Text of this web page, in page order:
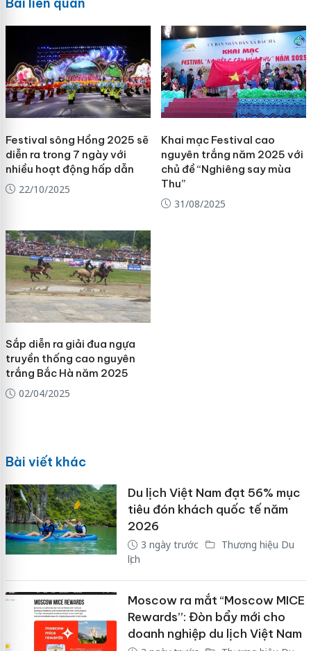
Bài liên quan
Festival sông Hồng 2025 sẽ
diễn ra trong 7 ngày với
nhiều hoạt động hấp dẫn
22/10/2025
Khai mạc Festival cao
nguyên trắng năm 2025 với
chủ đề “Nghiêng say mùa
Thu”
31/08/2025
Sắp diễn ra giải đua ngựa
truyền thống cao nguyên
trắng Bắc Hà năm 2025
02/04/2025
Bài viết khác
Du lịch Việt Nam đạt 56% mục
tiêu đón khách quốc tế năm
2026
3 ngày trước
Thương hiệu Du
lịch
Moscow ra mắt “Moscow MICE
Rewards”: Đòn bẩy mới cho
doanh nghiệp du lịch Việt Nam